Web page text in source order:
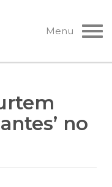
Menu
no